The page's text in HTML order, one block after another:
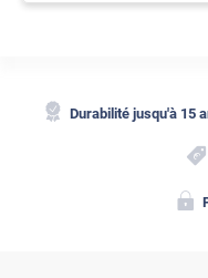
Durabilité jusqu'à 15